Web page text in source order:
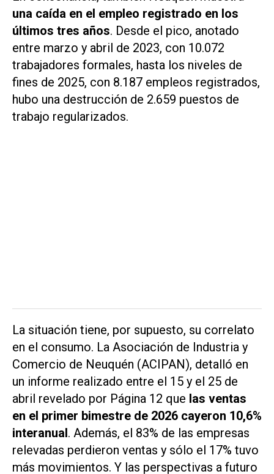
una caída en el empleo registrado en los
últimos tres años. Desde el pico, anotado
entre marzo y abril de 2023, con 10.072
trabajadores formales, hasta los niveles de
fines de 2025, con 8.187 empleos registrados,
hubo una destrucción de 2.659 puestos de
trabajo regularizados.
La situación tiene, por supuesto, su correlato
en el consumo. La Asociación de Industria y
Comercio de Neuquén (ACIPAN), detalló en
un informe realizado entre el 15 y el 25 de
abril revelado por Página 12 que las ventas
en el primer bimestre de 2026 cayeron 10,6%
interanual . Además, el 83% de las empresas
relevadas perdieron ventas y sólo el 17% tuvo
más movimientos. Y las perspectivas a futuro